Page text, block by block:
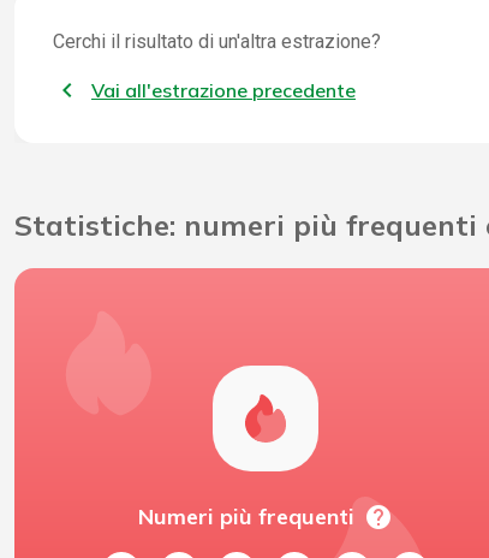
Cerchi il risultato di un'altra estrazione?
Vai all'estrazione precedente
Statistiche: numeri più
Numeri più frequenti help